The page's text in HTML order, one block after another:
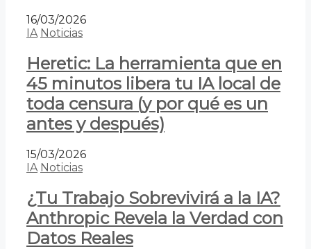
16/03/2026
IA Noticias
Heretic: La herramienta que en
45 minutos libera tu IA local de
toda censura (y por qué es un
antes y después)
15/03/2026
IA Noticias
¿Tu Trabajo Sobrevivirá a la IA?
Anthropic Revela la Verdad con
Datos Reales